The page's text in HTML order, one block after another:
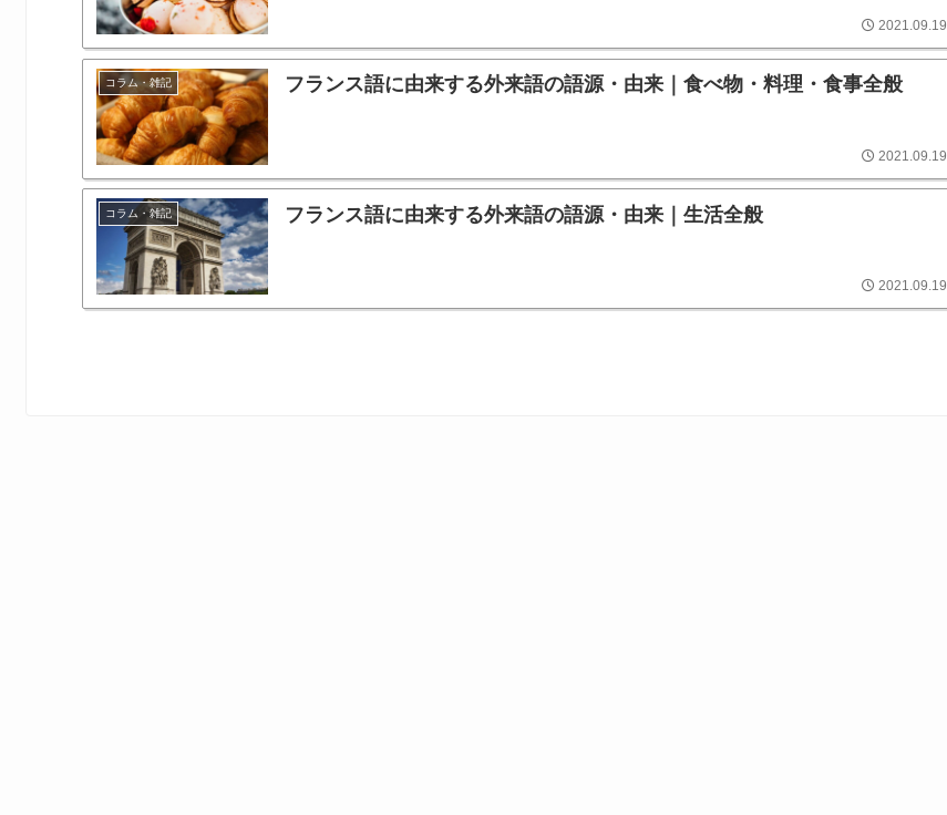
2021.09.19
コラム・雑記 フランス語に由来する外来語の語源・由来｜食べ物・料理・食事全般
2021.09.19
コラム・雑記 フランス語に由来する外来語の語源・由来｜生活全般
2021.09.19